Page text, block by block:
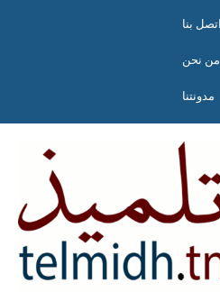
اتصل بنا
من نحن
مدونتنا